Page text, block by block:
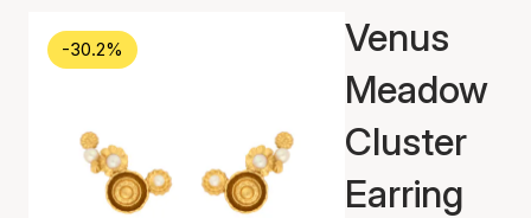
-30.2%
Venus
Meadow
Cluster
Earring